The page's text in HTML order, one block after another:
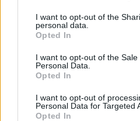
I want to opt-out of the
personal data.
Opted In
I want to opt-out of the Sale
Personal Data.
Opted In
I want to opt-out of
Personal Data for Targeted
Opted In